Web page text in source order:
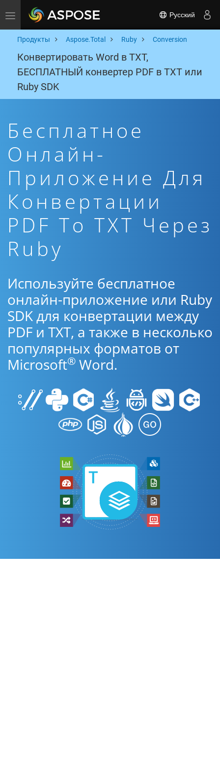
Toggle navigation Русский
Продукты Aspose.Total Ruby Conversion
Конвертировать Word в TXT,
БЕСПЛАТНЫЙ конвертер PDF в TXT или
Ruby SDK
Бесплатное
Онлайн-
Приложение Для
Конвертации
PDF To TXT Через
Ruby
Используйте бесплатное
онлайн-приложение или Ruby
SDK для конвертации между
PDF и TXT, а также в несколько
популярных форматов от
Microsoft® Word.